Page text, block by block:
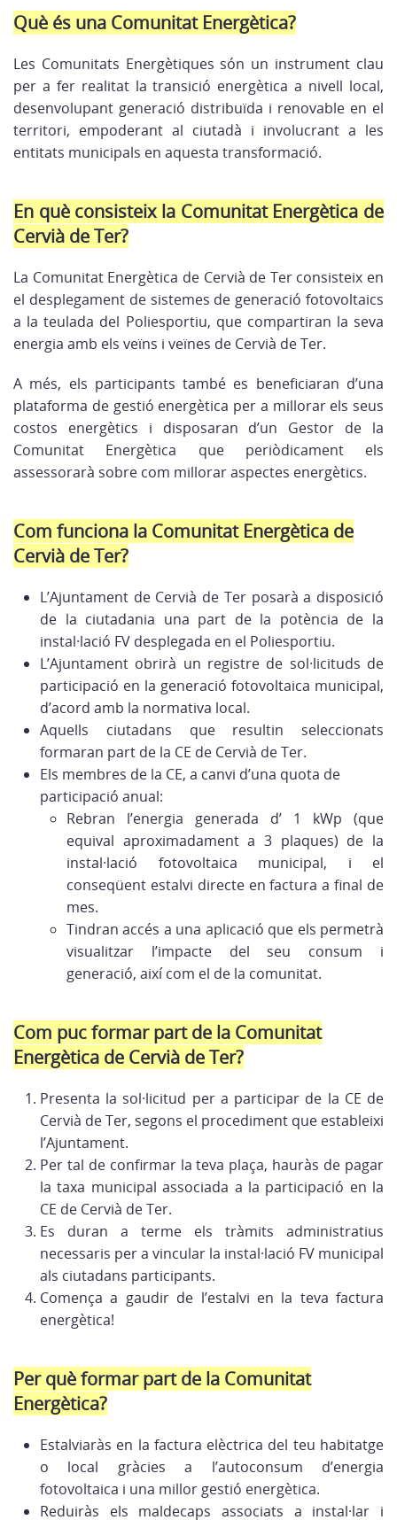
Què és una Comunitat Energètica?
Les Comunitats Energètiques són un instrument clau
per a fer realitat la transició energètica a nivell local,
desenvolupant generació distribuïda i renovable en el
territori, empoderant al ciutadà i involucrant a les
entitats municipals en aquesta transformació.
En què consisteix la Comunitat Energètica de
Cervià de Ter?
La Comunitat Energètica de Cervià de Ter consisteix en
el desplegament de sistemes de generació fotovoltaics
a la teulada del Poliesportiu, que compartiran la seva
energia amb els veïns i veïnes de Cervià de Ter.
A més, els participants també es beneficiaran d’una
plataforma de gestió energètica per a millorar els seus
costos energètics i disposaran d’un Gestor de la
Comunitat Energètica que periòdicament els
assessorarà sobre com millorar aspectes energètics.
Com funciona la Comunitat Energètica de
Cervià de Ter?
L’Ajuntament de Cervià de Ter posarà a disposició
de la ciutadania una part de la potència de la
instal·lació FV desplegada en el Poliesportiu.
L’Ajuntament obrirà un registre de sol·licituds de
participació en la generació fotovoltaica municipal,
d’acord amb la normativa local.
Aquells ciutadans que resultin seleccionats
formaran part de la CE de Cervià de Ter.
Els membres de la CE, a canvi d’una quota de
participació anual:
Rebran l’energia generada d’ 1 kWp (que
equival aproximadament a 3 plaques) de la
instal·lació fotovoltaica municipal, i el
conseqüent estalvi directe en factura a final de
mes.
Tindran accés a una aplicació que els permetrà
visualitzar l’impacte del seu consum i
generació, així com el de la comunitat.
Com puc formar part de la Comunitat
Energètica de Cervià de Ter?
Presenta la sol·licitud per a participar de la CE de
Cervià de Ter, segons el procediment que estableixi
l’Ajuntament.
Per tal de confirmar la teva plaça, hauràs de pagar
la taxa municipal associada a la participació en la
CE de Cervià de Ter.
Es duran a terme els tràmits administratius
necessaris per a vincular la instal·lació FV municipal
als ciutadans participants.
Comença a gaudir de l’estalvi en la teva factura
energètica!
Per què formar part de la Comunitat
Energètica?
Estalviaràs en la factura elèctrica del teu habitatge
o local gràcies a l’autoconsum d’energia
fotovoltaica i una millor gestió energètica.
Reduiràs els maldecaps associats a instal·lar i